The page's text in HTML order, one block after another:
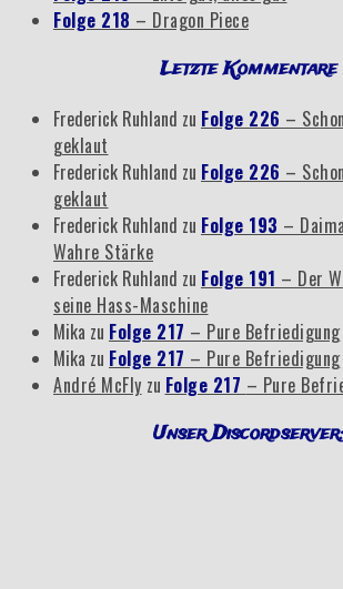
Folge 218 – Dragon Piece
Letzte Kommentare
Frederick Ruhland zu Folge 226 –
geklaut
Frederick Ruhland zu Folge 226 –
geklaut
Frederick Ruhland zu Folge 193 –
Wahre Stärke
Frederick Ruhland zu Folge 191 – Der
seine Hass-Maschine
Mika zu Folge 217 – Pure Befriedigung
Mika zu Folge 217 – Pure Befriedigung
André McFly zu Folge 217 – Pure
Unser Discordserver: